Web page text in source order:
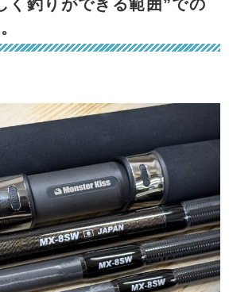
く釣りができる範囲”での